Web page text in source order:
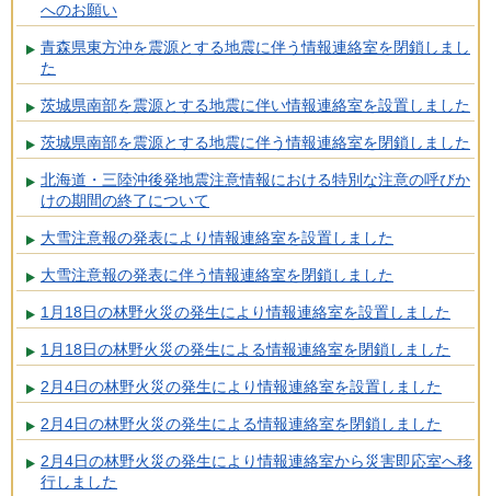
へのお願い
青森県東方沖を震源とする地震に伴う情報連絡室を閉鎖しまし
た
茨城県南部を震源とする地震に伴い情報連絡室を設置しました
茨城県南部を震源とする地震に伴う情報連絡室を閉鎖しました
北海道・三陸沖後発地震注意情報における特別な注意の呼びか
けの期間の終了について
大雪注意報の発表により情報連絡室を設置しました
大雪注意報の発表に伴う情報連絡室を閉鎖しました
1月18日の林野火災の発生により情報連絡室を設置しました
1月18日の林野火災の発生による情報連絡室を閉鎖しました
2月4日の林野火災の発生により情報連絡室を設置しました
2月4日の林野火災の発生による情報連絡室を閉鎖しました
2月4日の林野火災の発生により情報連絡室から災害即応室へ移
行しました